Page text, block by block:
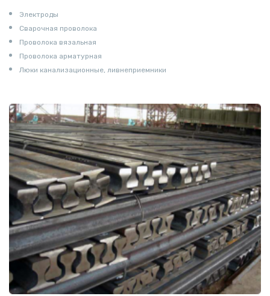
Электроды
Сварочная проволока
Проволока вязальная
Проволока арматурная
Люки канализационные, ливнеприемники